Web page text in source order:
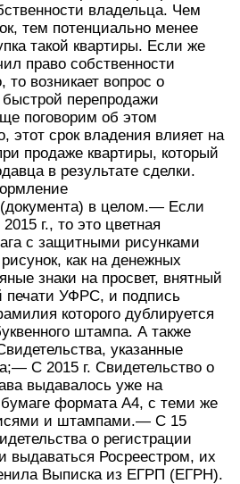
владельца. Чем
тем потенциально менее
такой квартиры. Если же
право собственности
то возникает вопрос о
быстрой перепродажи
поговорим об этом
этот срок владения влияет на
продаже квартиры, который
в результате сделки.
в целом.— Если
г., то это цветная
с защитными рисунками
как на денежных
знаки на просвет, внятный
печати УФРС, и подпись
которого дублируется
штампа. А также
указанные
С 2015 г. Свидетельство о
выдавалось уже на
формата А4, с теми же
и штампами.— С 15
о регистрации
выдаваться Росреестром, их
Выписка из ЕГРП (ЕГРН).